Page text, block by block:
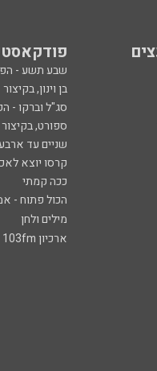
שבע תשע -
בן וינון, בקיצור
סג"ל וברקו -
ספורט, בקיצור
שניים עד
קרסו יוצא
ככה קמתי
הכול פתוח -
מילים ולחן
ארכיון 103fm